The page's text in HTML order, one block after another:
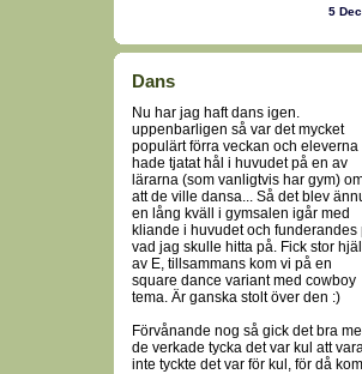
5
Dans
Nu har jag haft dans igen.
uppenbarligen så var det mycket
populärt förra veckan och eleverna
hade tjatat hål i huvudet på en av
lärarna (som vanligtvis har gym)
att de ville dansa... Så det blev
en lång kväll i gymsalen igår med
kliande i huvudet och funderandes
vad jag skulle hitta på. Fick stor
av E, tillsammans kom vi på en
square dance variant med cowboy
tema. Är ganska stolt över den :)
Förvånande nog så gick det bra
de verkade tycka det var kul att
inte tyckte det var för kul, för då